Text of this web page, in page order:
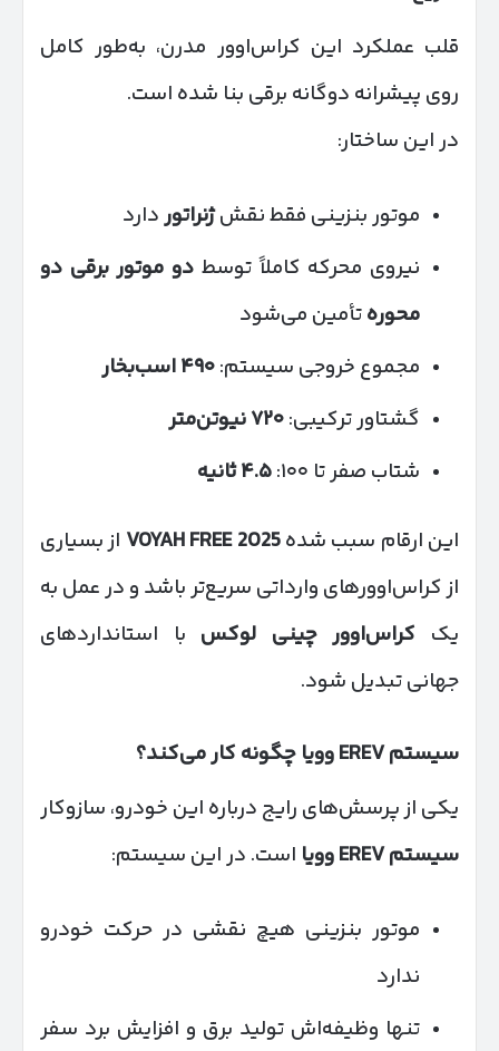
قلب عملکرد این کراس‌اوور مدرن، به‌طور کامل
روی پیشرانه دوگانه برقی بنا شده است.
در این ساختار:
موتور بنزینی فقط نقشژنراتوردارد
نیروی محرکه کاملاً توسط دو موتور برقی دو
محورهتأمین می‌شود
مجموع خروجی سیستم:۴۹۰اسب‌بخار
گشتاور ترکیبی:۷۲۰نیوتن‌متر
شتاب صفر تا ۱۰۰:
۴.۵ثانیه
این ارقام سبب شدهVOYAH FREE 2025 از بسیاری
از کراس‌اوورهای وارداتی سریع‌تر باشد و در عمل به
یک کراس‌اوور چینی لوکس با استانداردهای
جهانی تبدیل شود.
سیستمEREV
وویا چگونه کار می‌کند؟
یکی از پرسش‌های رایج درباره این خودرو، سازوکار
سیستمEREV وویا است. در این سیستم:
موتور بنزینی هیچ نقشی در حرکت خودرو
ندارد
تنها وظیفه‌اش تولید برق و افزایش برد سفر